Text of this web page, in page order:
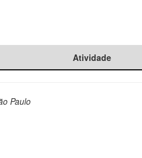
Atividade
Paulo